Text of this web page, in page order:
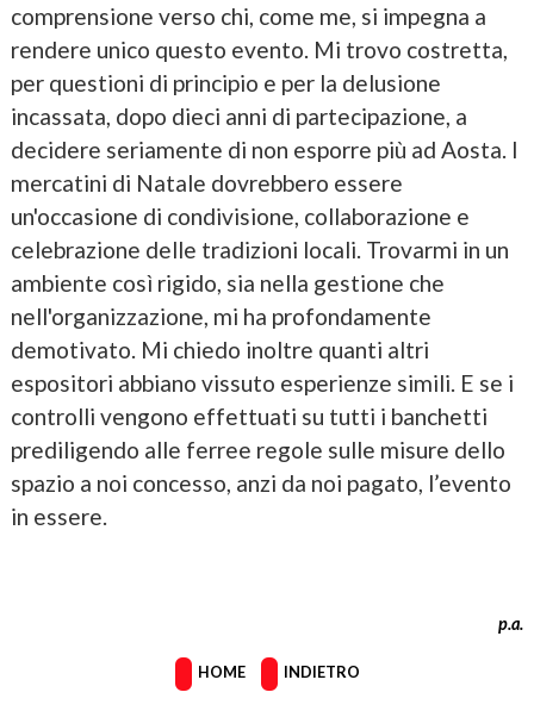
comprensione verso chi, come me, si impegna a
rendere unico questo evento. Mi trovo costretta,
per questioni di principio e per la delusione
incassata, dopo dieci anni di partecipazione, a
decidere seriamente di non esporre più ad Aosta. I
mercatini di Natale dovrebbero essere
un'occasione di condivisione, collaborazione e
celebrazione delle tradizioni locali. Trovarmi in un
ambiente così rigido, sia nella gestione che
nell'organizzazione, mi ha profondamente
demotivato. Mi chiedo inoltre quanti altri
espositori abbiano vissuto esperienze simili. E se i
controlli vengono effettuati su tutti i banchetti
prediligendo alle ferree regole sulle misure dello
spazio a noi concesso, anzi da noi pagato, l’evento
in essere.
p.a.
HOME INDIETRO